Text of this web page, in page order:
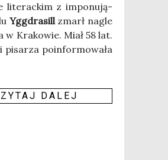
lite­rac­kim z impo­nu­ją­
Ygg­dra­sillzmarł nagle
w Kra­ko­wie. Miał 58 lat.
pisa­rza poin­for­mo­wa­ła
DALEJ